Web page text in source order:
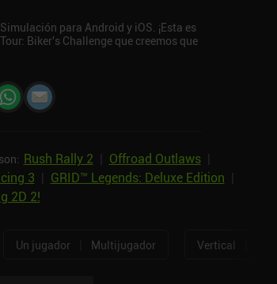
para Android y iOS. ¡Esta es
Biker's Challenge que creemos que
Rush Rally 2 Offroad Outlaws|
3 GRID™ Legends: Deluxe Edition
2D 2!
Un jugador Multijugador Vertical